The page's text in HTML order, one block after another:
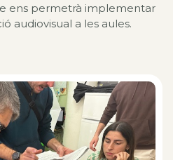
ens permetrà implementar
audiovisual a les aules.